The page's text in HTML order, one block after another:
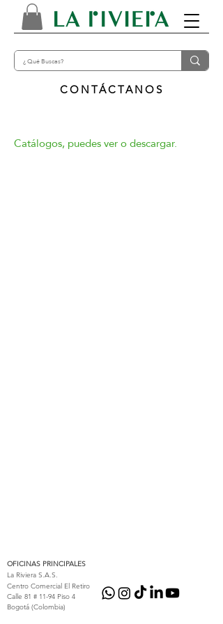
CONTÁCTANOS
Catálogos, puedes ver o descargar.
OFICINAS PRINCIPALES
La Riviera S.A.S.
Centro Comercial El Retiro
Calle 81 # 11-94 Piso 4
Bogotá (Colombia)